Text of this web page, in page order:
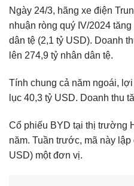
Ngày 24/3, hãng xe điện
nhuận ròng quý IV/2024
dân tệ (2,1 tỷ USD). Doanh
lên 274,9 tỷ nhân dân tệ.
Tính chung cả năm ngoái,
lục 40,3 tỷ USD. Doanh thu
Cổ phiếu BYD tại thị trường
năm. Tuần trước, mã này
USD) một đơn vị.